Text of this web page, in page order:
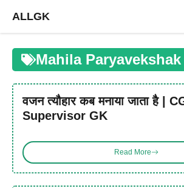
content
ALLGK
Mahila
वजन त्यौहार कब मनाया जाता है |
Supervisor GK
Read More